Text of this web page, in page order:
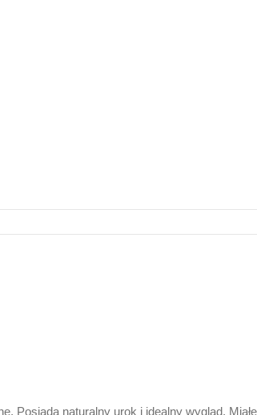
Posiada naturalny urok i idealny wygląd.